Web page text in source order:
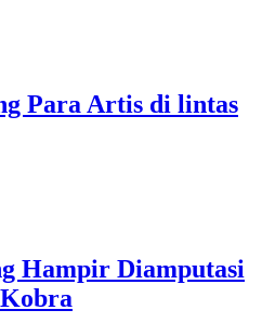
Para Artis di lintas
Hampir Diamputasi